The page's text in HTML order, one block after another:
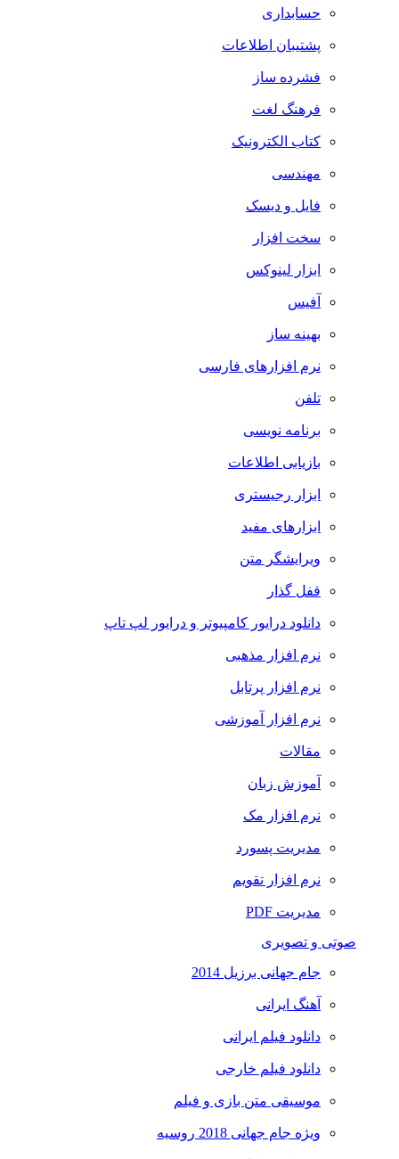
حسابداری
پشتیبان اطلاعات
فشرده ساز
فرهنگ لغت
کتاب الکترونیک
مهندسی
فایل و دیسک
سخت افزار
ابزار لینوکس
آفیس
بهینه ساز
نرم افزارهای فارسی
تلفن
برنامه نویسی
بازیابی اطلاعات
ابزار رجیستری
ابزارهای مفید
ویرایشگر متن
قفل گذار
دانلود درایور کامپیوتر و درایور لپ تاپ
نرم افزار مذهبی
نرم افزار پرتابل
نرم افزار آموزشی
مقالات
آموزش زبان
نرم افزار مک
مدیریت پسورد
نرم افزار تقویم
مدیریت PDF
صوتی و تصویری
جام جهانی برزیل 2014
آهنگ ایرانی
دانلود فیلم ایرانی
دانلود فیلم خارجی
موسیقی متن بازی و فیلم
ویژه جام جهانی 2018 روسیه